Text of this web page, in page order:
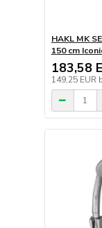
HAKL MK
150 cm
183,58
149,25 EUR